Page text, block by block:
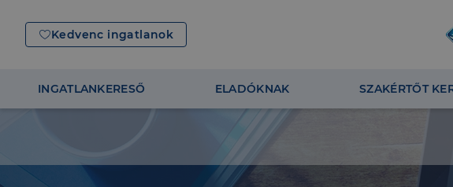
Kedvenc ingatlanok
INGATLANKERESŐ ELADÓKNAK SZAKÉRTŐT